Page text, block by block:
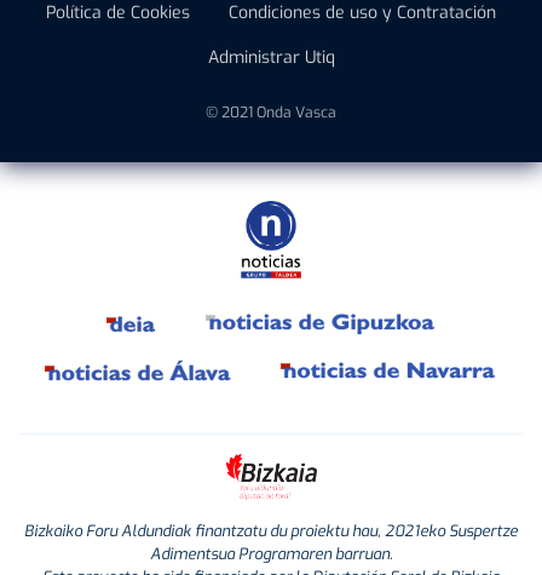
Política de Cookies
Condiciones de uso y Contratación
Administrar Utiq
© 2021 Onda Vasca
Bizkaiko Foru Aldundiak finantzatu du proiektu hau, 2021eko Suspertze
Adimentsua Programaren barruan.